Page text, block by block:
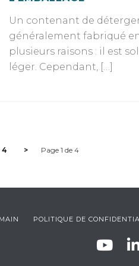
Un contenant de
généralement fabriqué
plusieurs raisons : il est
léger. Cependant, […]
4 > Page 1 de 4
POLITIQUE DE